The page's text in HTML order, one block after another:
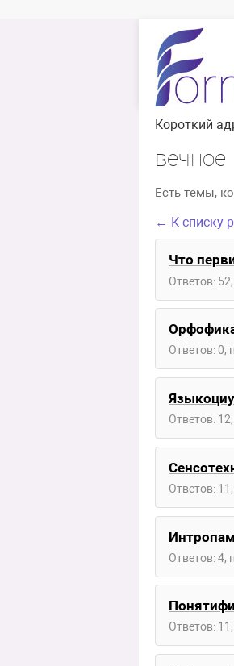
Короткий
вечное
Есть темы,
← К списку
Что
Ответов:
Ответов: 0,
Ответов:
Ответов:
Ответов: 4,
Ответов: